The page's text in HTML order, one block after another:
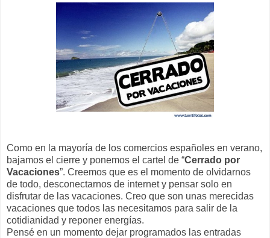
Como en la mayoría de los comercios españoles en verano,
bajamos el cierre y ponemos el cartel de “Cerrado por
Vacaciones”. Creemos que es el momento de olvidarnos
de todo, desconectarnos de internet y pensar solo en
disfrutar de las vacaciones. Creo que son unas merecidas
vacaciones que todos las necesitamos para salir de la
cotidianidad y reponer energías.
Pensé en un momento dejar programados las entradas